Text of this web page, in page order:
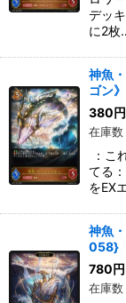
デッ
に2枚
神魚
ゴン》
380円
在庫数
：こ
てる
をEX
神魚
058}
780円
在庫